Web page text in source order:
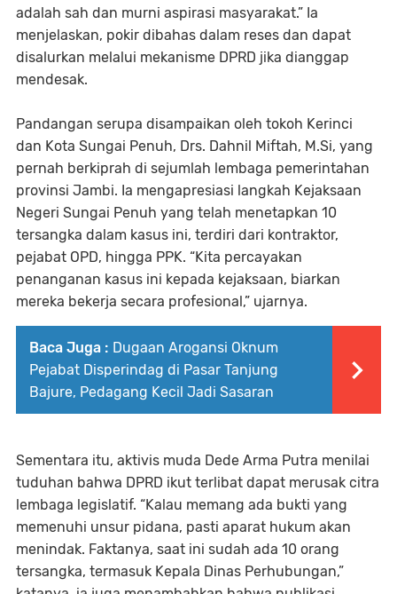
adalah sah dan murni aspirasi masyarakat.” Ia
menjelaskan, pokir dibahas dalam reses dan dapat
disalurkan melalui mekanisme DPRD jika dianggap
mendesak.
Pandangan serupa disampaikan oleh tokoh Kerinci
dan Kota Sungai Penuh, Drs. Dahnil Miftah, M.Si, yang
pernah berkiprah di sejumlah lembaga pemerintahan
provinsi Jambi. Ia mengapresiasi langkah Kejaksaan
Negeri Sungai Penuh yang telah menetapkan 10
tersangka dalam kasus ini, terdiri dari kontraktor,
pejabat OPD, hingga PPK. “Kita percayakan
penanganan kasus ini kepada kejaksaan, biarkan
mereka bekerja secara profesional,” ujarnya.
Baca Juga : Dugaan Arogansi Oknum
Pejabat Disperindag di Pasar Tanjung
Bajure, Pedagang Kecil Jadi Sasaran
Sementara itu, aktivis muda Dede Arma Putra menilai
tuduhan bahwa DPRD ikut terlibat dapat merusak citra
lembaga legislatif. “Kalau memang ada bukti yang
memenuhi unsur pidana, pasti aparat hukum akan
menindak. Faktanya, saat ini sudah ada 10 orang
tersangka, termasuk Kepala Dinas Perhubungan,”